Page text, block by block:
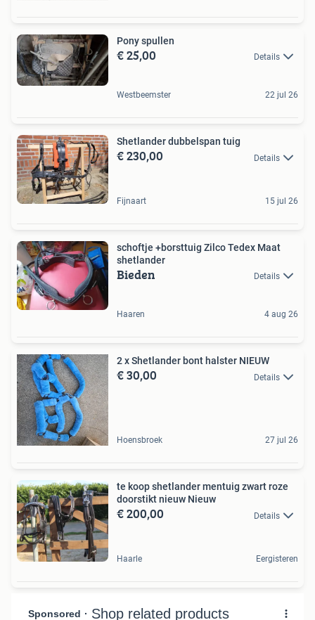
Pony spullen
€ 25,00 Details
Westbeemster 22 jul 26
Shetlander dubbelspan tuig
€ 230,00 Details
Fijnaart 15 jul 26
schoftje +borsttuig Zilco Tedex Maat
shetlander
Bieden Details
Haaren 4 aug 26
2 x Shetlander bont halster NIEUW
€ 30,00 Details
Hoensbroek 27 jul 26
te koop shetlander mentuig zwart roze
doorstikt nieuw Nieuw
€ 200,00 Details
Haarle Eergisteren